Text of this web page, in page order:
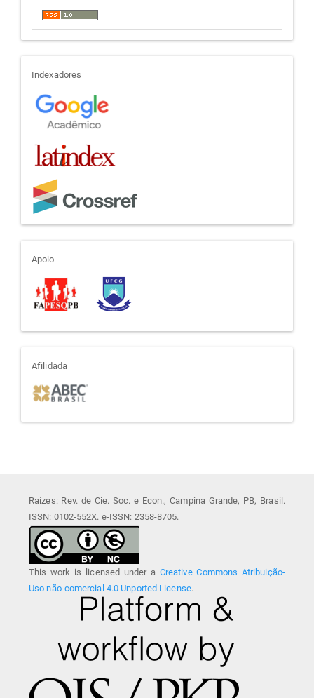
indexadores
Indexadores
apoio
Apoio
afiliada
Afilidada
Raízes: Rev. de Cie. Soc. e Econ., Campina Grande, PB, Brasil.
ISSN: 0102-552X. e-ISSN: 2358-8705.
This work is licensed under a Creative Commons Atribuição-
Uso não-comercial 4.0 Unported License.